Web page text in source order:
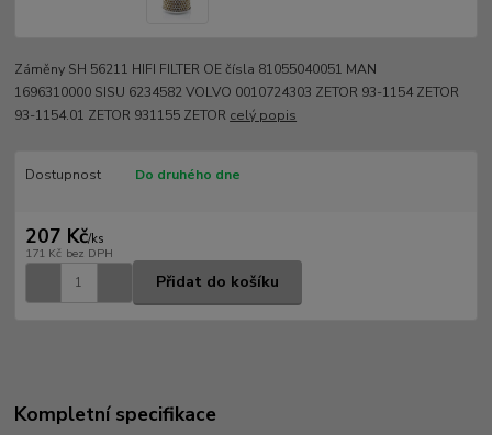
Záměny SH 56211 HIFI FILTER OE čísla 81055040051 MAN
1696310000 SISU 6234582 VOLVO 0010724303 ZETOR 93-1154 ZETOR
93-1154.01 ZETOR 931155 ZETOR celý popis
Dostupnost Do druhého dne
207 Kč/ks
171 Kč bez DPH
Přidat do košíku
Kompletní specifikace